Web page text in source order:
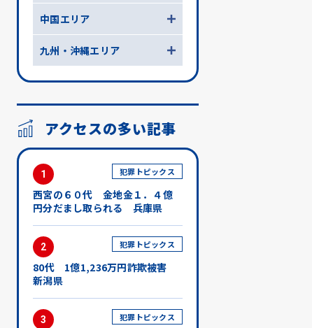
中国エリア
九州・沖縄エリア
アクセスの多い記事
1 犯罪トピックス
西宮の６０代 金地金１．４億
円分だまし取られる 兵庫県
2 犯罪トピックス
80代 1億1,236万円詐欺被害
新潟県
3 犯罪トピックス